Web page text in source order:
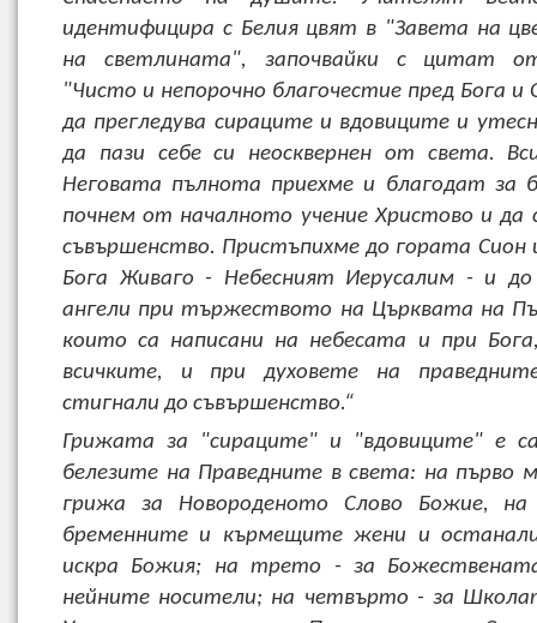
идентифицира с Белия цвят в "Завета на
на светлината", започвайки с цитат
"Чисто и непорочно благочестие пред Бога
да прегледува сираците и вдовиците и
да пази себе си неосквернен от света.
Неговата пълнота приехме и благодат за
почнем от началното учение Христово и да
съвършенство. Пристъпихме до гората Сион
Бога Живаго - Небесният Иерусалим - и
ангели при тържеството на Църквата на
които са написани на небесата и при
всичките, и при духовете на
стигнали до съвършенство.“
Грижата за "сираците" и "вдовиците" е
белезите на Праведните в света: на първо
грижа за Новороденото Слово Божие,
бременните и кърмещите жени и
искра Божия; на трето - за
нейните носители; на четвърто - за